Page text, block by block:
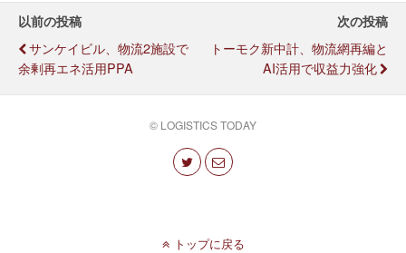
以前の投稿
サンケイビル、物流2施設で
余剰再エネ活用PPA
次の投稿
トーモク新中計、物流網再編と
AI活用で収益力強化
© LOGISTICS TODAY
トップに戻る